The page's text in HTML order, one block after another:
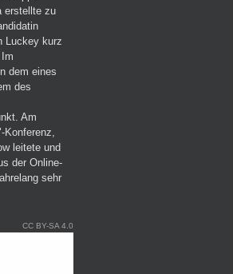
erstellte zu
Luckey kurz
dem eines
des
Am
Konferenz,
leitete und
der Online-
sehr
CC BY-SA 4.0